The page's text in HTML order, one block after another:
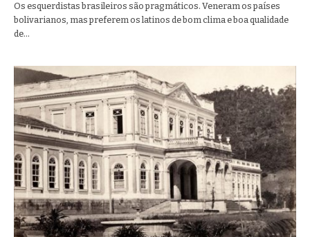
Os esquerdistas brasileiros são pragmáticos. Veneram os países
bolivarianos, mas preferem os latinos de bom clima e boa qualidade
de…